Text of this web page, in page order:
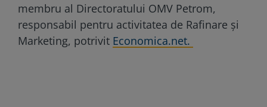
membru al Directoratului OMV Petrom,
responsabil pentru activitatea de Rafinare și
Marketing, potrivit Economica.net.